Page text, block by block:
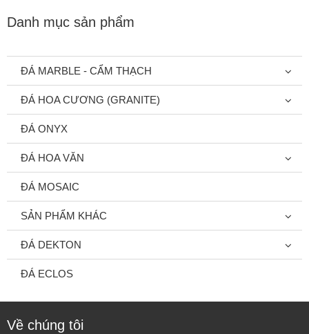
Danh mục sản phẩm
ĐÁ MARBLE - CẨM THẠCH
ĐÁ HOA CƯƠNG (GRANITE)
ĐÁ ONYX
ĐÁ HOA VĂN
ĐÁ MOSAIC
SẢN PHẨM KHÁC
ĐÁ DEKTON
ĐÁ ECLOS
Về chúng tôi